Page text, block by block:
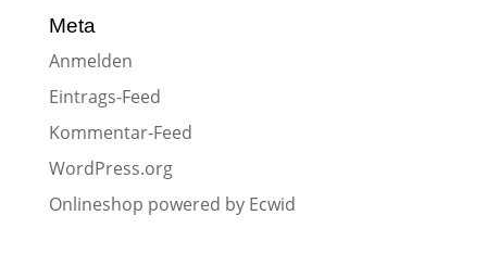
Meta
Anmelden
Eintrags-Feed
Kommentar-Feed
WordPress.org
Onlineshop powered by Ecwid